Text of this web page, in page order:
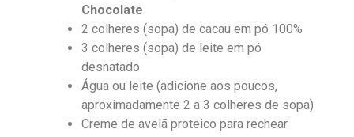
Chocolate
2 colheres (sopa) de cacau em pó 100%
3 colheres (sopa) de leite em pó
desnatado
Água ou leite (adicione aos poucos,
aproximadamente 2 a 3 colheres de sopa)
Creme de avelã proteico para rechear